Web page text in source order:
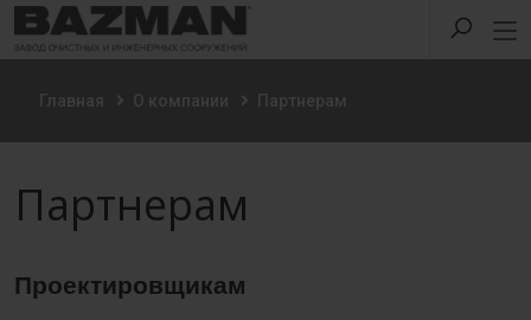
Главная О компании Партнерам
Партнерам
Проектировщикам